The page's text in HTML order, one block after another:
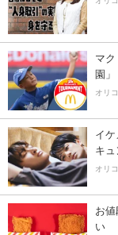
マ
園」
オリ
イ
キュ
オリ
お
い